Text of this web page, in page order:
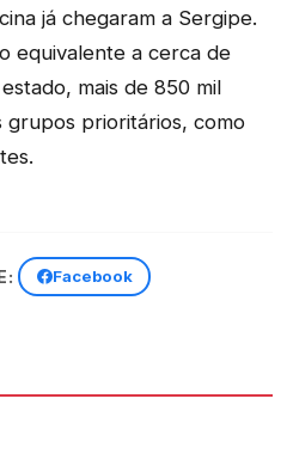
já chegaram a Sergipe.
equivalente a cerca de
mais de 850 mil
grupos prioritários, como
Facebook